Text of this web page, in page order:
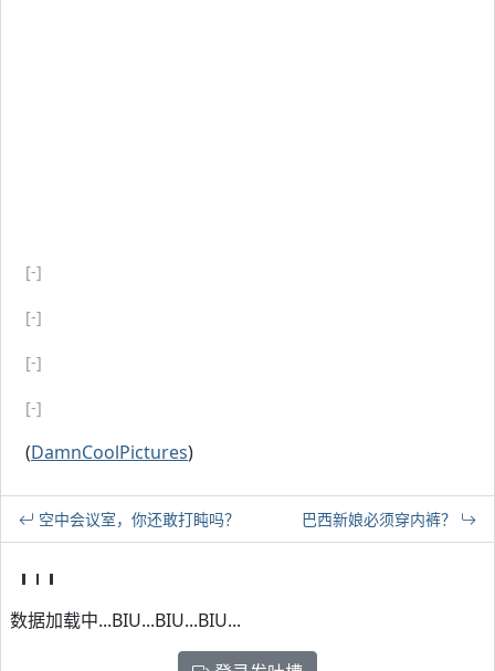
[-]
[-]
[-]
[-]
(DamnCoolPictures)
空中会议室，你还敢打盹吗？ 巴西新娘必须穿内裤？
数据加载中...BIU...BIU...BIU...